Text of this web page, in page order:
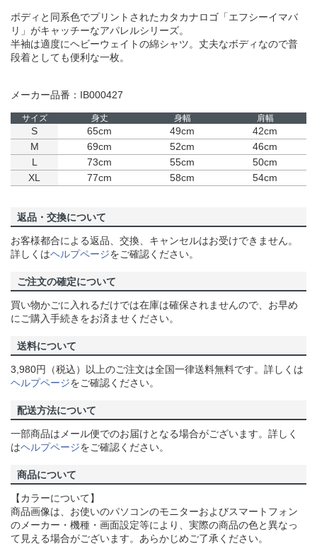
ボディと同系色でプリントされたカタカナロゴ「エフシーイマバ
リ」がキャッチーなアパレルシリーズ。
半袖は適度にヘビーウェイトの綿シャツ。丈夫なボディなので普
段着としても便利な一枚。
メーカー品番：IB000427
サイズ 身丈 身幅 肩幅
S 65cm 49cm
42cm
M
69cm 52cm
46cm
L
73cm 55cm
50cm
XL
77cm 58cm 54cm
返品・交換について
お客様都合による返品、交換、キャンセルはお受けできません。
詳しくはヘルプページをご確認ください。
ご注文の確定について
買い物かごに入れるだけでは在庫は確保されませんので、お早め
にご購入手続きをお済ませください。
送料について
3,980円（税込）以上のご注文は全国一律送料無料です。詳しくは
ヘルプページをご確認ください。
配送方法について
一部商品はメール便でのお届けとなる場合がございます。詳しく
はヘルプページをご確認ください。
商品について
【カラーについて】
商品画像は、お使いのパソコンのモニターおよびスマートフォン
のメーカー・機種・画面設定等により、実際の商品の色と異なっ
て見える場合がございます。あらかじめご了承ください。